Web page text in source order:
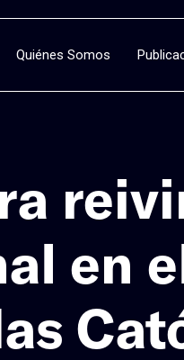
Quiénes Somos
en